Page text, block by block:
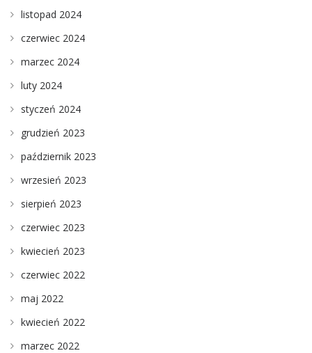
listopad 2024
czerwiec 2024
marzec 2024
luty 2024
styczeń 2024
grudzień 2023
październik 2023
wrzesień 2023
sierpień 2023
czerwiec 2023
kwiecień 2023
czerwiec 2022
maj 2022
kwiecień 2022
marzec 2022